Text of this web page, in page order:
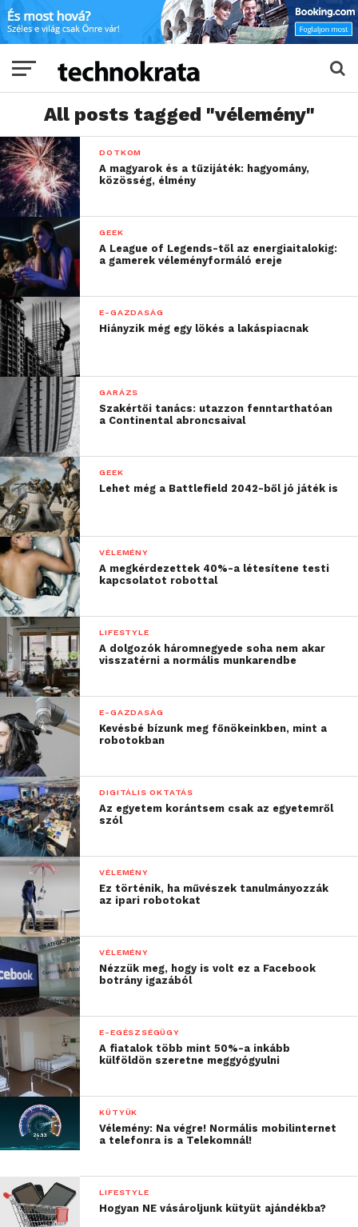
All posts tagged "vélemény"
DOTKOM
A magyarok és a tűzijáték: hagyomány,
közösség, élmény
GEEK
A League of Legends-től az energiaitalokig:
a gamerek véleményformáló ereje
E-GAZDASÁG
Hiányzik még egy lökés a lakáspiacnak
GARÁZS
Szakértői tanács: utazzon fenntarthatóan
a Continental abroncsaival
GEEK
Lehet még a Battlefield 2042-ből jó játék is
VÉLEMÉNY
A megkérdezettek 40%-a létesítene testi
kapcsolatot robottal
LIFESTYLE
A dolgozók háromnegyede soha nem akar
visszatérni a normális munkarendbe
E-GAZDASÁG
Kevésbé bízunk meg főnökeinkben, mint a
robotokban
DIGITÁLIS OKTATÁS
Az egyetem korántsem csak az egyetemről
szól
VÉLEMÉNY
Ez történik, ha művészek tanulmányozzák
az ipari robotokat
VÉLEMÉNY
Nézzük meg, hogy is volt ez a Facebook
botrány igazából
E-EGÉSZSÉGÜGY
A fiatalok több mint 50%-a inkább
külföldön szeretne meggyógyulni
KÜTYÜK
Vélemény: Na végre! Normális mobilinternet
a telefonra is a Telekomnál!
LIFESTYLE
Hogyan NE vásároljunk kütyüt ajándékba?